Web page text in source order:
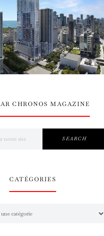
CHRONOS MAGAZINE
SEARCH
CATÉGORIES